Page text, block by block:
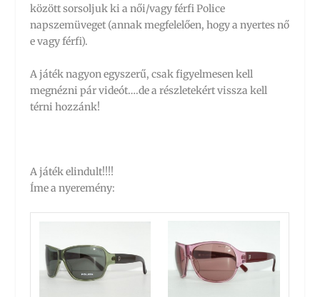
között sorsoljuk ki a női/vagy férfi Police
napszemüveget (annak megfelelően, hogy a nyertes nő
e vagy férfi).
A játék nagyon egyszerű, csak figyelmesen kell
megnézni pár videót….de a részletekért vissza kell
térni hozzánk!
A játék elindult!!!!
Íme a nyeremény: